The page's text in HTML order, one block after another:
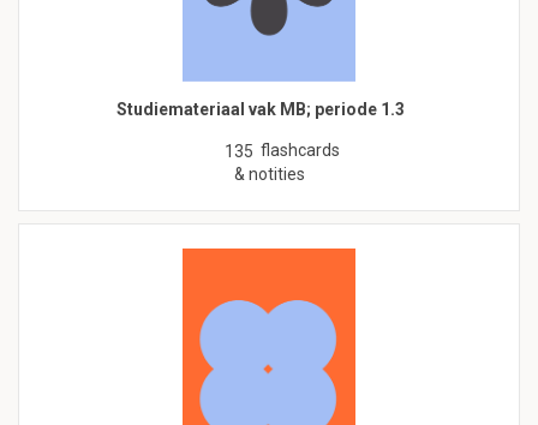
Studiemateriaal vak MB; periode 1.3
135 flashcards
& notities